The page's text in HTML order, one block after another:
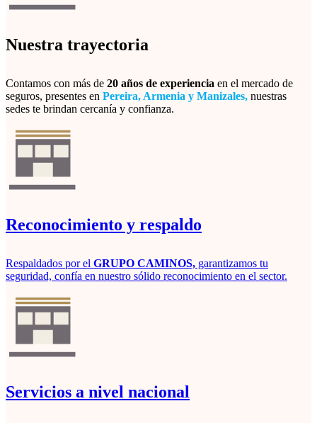
Nuestra trayectoria
Contamos con más de 20 años de experiencia en el mercado de
seguros, presentes en Pereira, Armenia y Manizales, nuestras
sedes te brindan cercanía y confianza.
Reconocimiento y respaldo
Respaldados por el GRUPO CAMINOS, garantizamos tu
seguridad, confía en nuestro sólido reconocimiento en el sector.
Servicios a nivel nacional